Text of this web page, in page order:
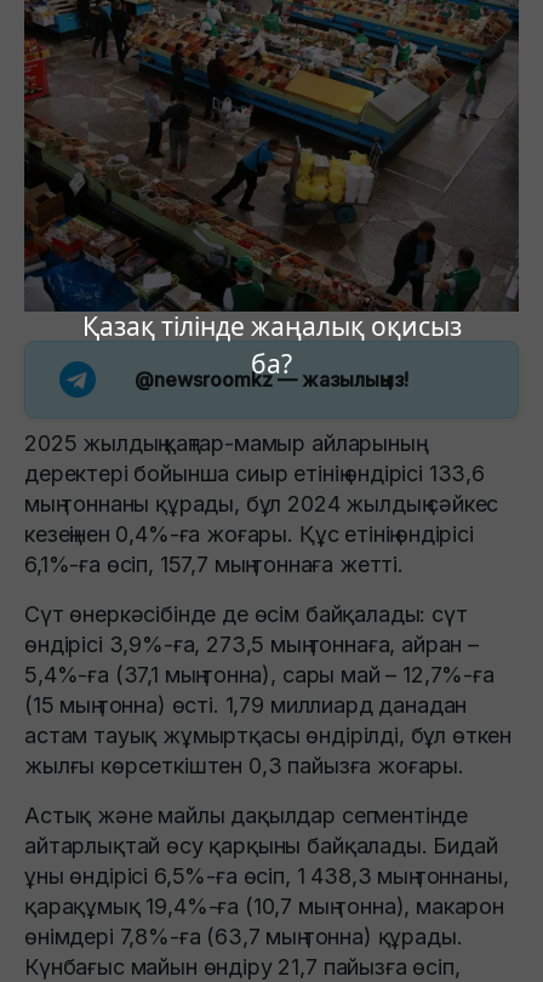
Қазақ тілінде жаңалық оқисыз
ба?
@newsroomkz— жазылыңыз!
2025 жылдың қаңтар-мамыр айларының
деректері бойынша сиыр етінің өндірісі 133,6
мың тоннаны құрады, бұл 2024 жылдың сәйкес
кезеңінен 0,4%-ға жоғары. Құс етінің өндірісі
6,1%-ға өсіп, 157,7 мың тоннаға жетті.
Сүт өнеркәсібінде де өсім байқалады: сүт
өндірісі 3,9%-ға, 273,5 мың тоннаға, айран –
5,4%-ға (37,1 мың тонна), сары май – 12,7%-ға
(15 мың тонна) өсті. 1,79 миллиард данадан
астам тауық жұмыртқасы өндірілді, бұл өткен
жылғы көрсеткіштен 0,3 пайызға жоғары.
Астық және майлы дақылдар сегментінде
айтарлықтай өсу қарқыны байқалады. Бидай
ұны өндірісі 6,5%-ға өсіп, 1 438,3 мың тоннаны,
қарақұмық 19,4%-ға (10,7 мың тонна), макарон
өнімдері 7,8%-ға (63,7 мың тонна) құрады.
Күнбағыс майын өндіру 21,7 пайызға өсіп,